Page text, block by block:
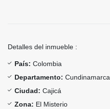
Detalles del inmueble :
País: Colombia
Departamento: Cundinamarca
Ciudad: Cajicá
Zona: El Misterio